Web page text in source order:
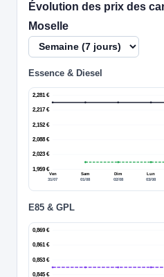
Évolution des prix des
Moselle
Essence & Diesel
1,959 €
2,023 €
2,088 €
2,152 €
2,217 €
2,281 €
Ven
31/07
Sam
01/08
Dim
02/08
Lun
03/08
E85 & GPL
0,845 €
0,853 €
0,861 €
0,869 €